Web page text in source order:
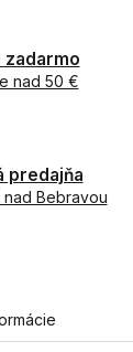
zadarmo
nad 50 €
predajňa
Bebravou